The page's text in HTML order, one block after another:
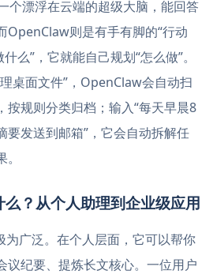
个漂浮在云端的超级大脑，能回答
OpenClaw则是有手有脚的“行动
么”，它就能自己规划“怎么做”。
桌面文件”，OpenClaw会自动扫
按规则分类归档；输入“每天早晨8
要发送到邮箱”，它会自动拆解任
？从个人助理到企业级应用
广泛。在个人层面，它可以帮你
议纪要、提炼长文核心。一位用户